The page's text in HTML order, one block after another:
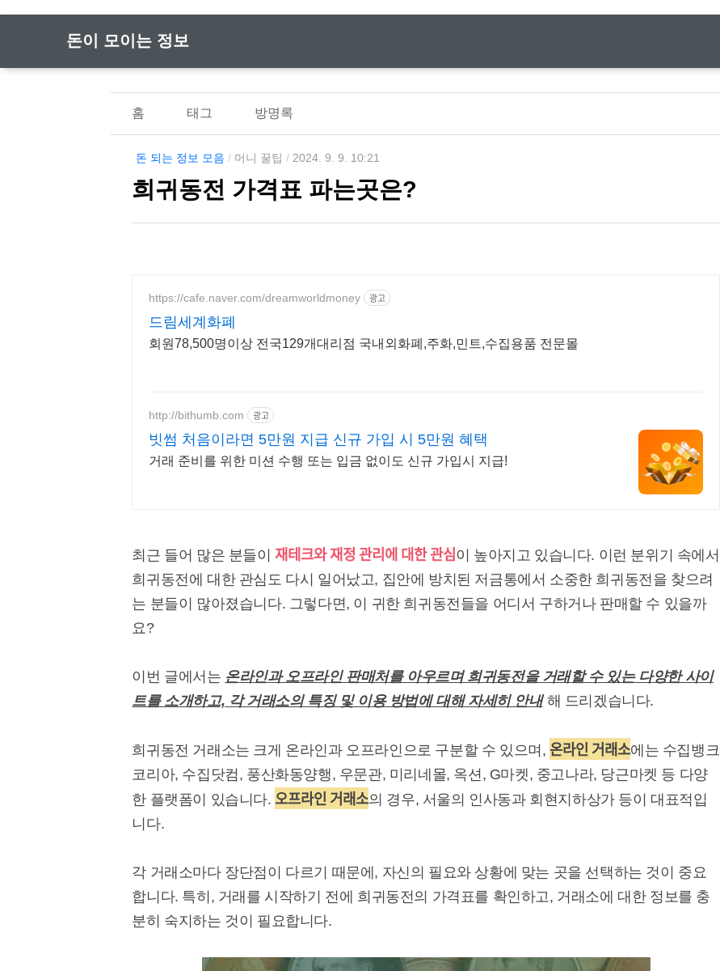
돈이 모이는 정보
홈 태그 방명록
돈 되는 정보 모음 / 머니 꿀팁 / 2024. 9. 9. 10:21
희귀동전 가격표 파는곳은?
https://cafe.naver.com/dreamworldmoney 광고
드림세계화폐
회원78,500명이상 전국129개대리점 국내외화폐,주화,민트,수집용품 전문몰
http://bithumb.com 광고
빗썸 처음이라면 5만원 지급 신규 가입 시 5만원 혜택
거래 준비를 위한 미션 수행 또는 입금 없이도 신규 가입시 지급!
최근 들어 많은 분들이재테크와 재정 관리에 대한 관심이 높아지고 있습니다. 이런 분위기 속에서
희귀동전에 대한 관심도 다시 일어났고, 집안에 방치된 저금통에서 소중한 희귀동전을 찾으려
는 분들이 많아졌습니다. 그렇다면, 이 귀한 희귀동전들을 어디서 구하거나 판매할 수 있을까
요?
이번 글에서는 온라인과 오프라인 판매처를 아우르며 희귀동전을 거래할 수 있는 다양한 사이
트를 소개하고, 각 거래소의 특징 및 이용 방법에 대해 자세히 안내 해 드리겠습니다.
희귀동전 거래소는 크게 온라인과 오프라인으로 구분할 수 있으며, 온라인 거래소에는 수집뱅크
코리아, 수집닷컴, 풍산화동양행, 우문관, 미리네몰, 옥션, G마켓, 중고나라, 당근마켓 등 다양
한 플랫폼이 있습니다. 오프라인 거래소의 경우, 서울의 인사동과 회현지하상가 등이 대표적입
니다.
각 거래소마다 장단점이 다르기 때문에, 자신의 필요와 상황에 맞는 곳을 선택하는 것이 중요
합니다. 특히, 거래를 시작하기 전에 희귀동전의 가격표를 확인하고, 거래소에 대한 정보를 충
분히 숙지하는 것이 필요합니다.